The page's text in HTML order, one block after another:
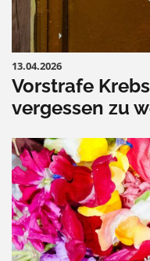
13.04.2026
Vorstrafe
vergessen zu